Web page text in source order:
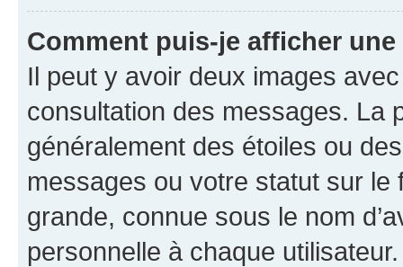
Comment puis-je afficher
Il peut y avoir deux images
consultation des messages. La
généralement des étoiles ou
messages ou votre statut sur
grande, connue sous le nom
personnelle à chaque utilisateur.